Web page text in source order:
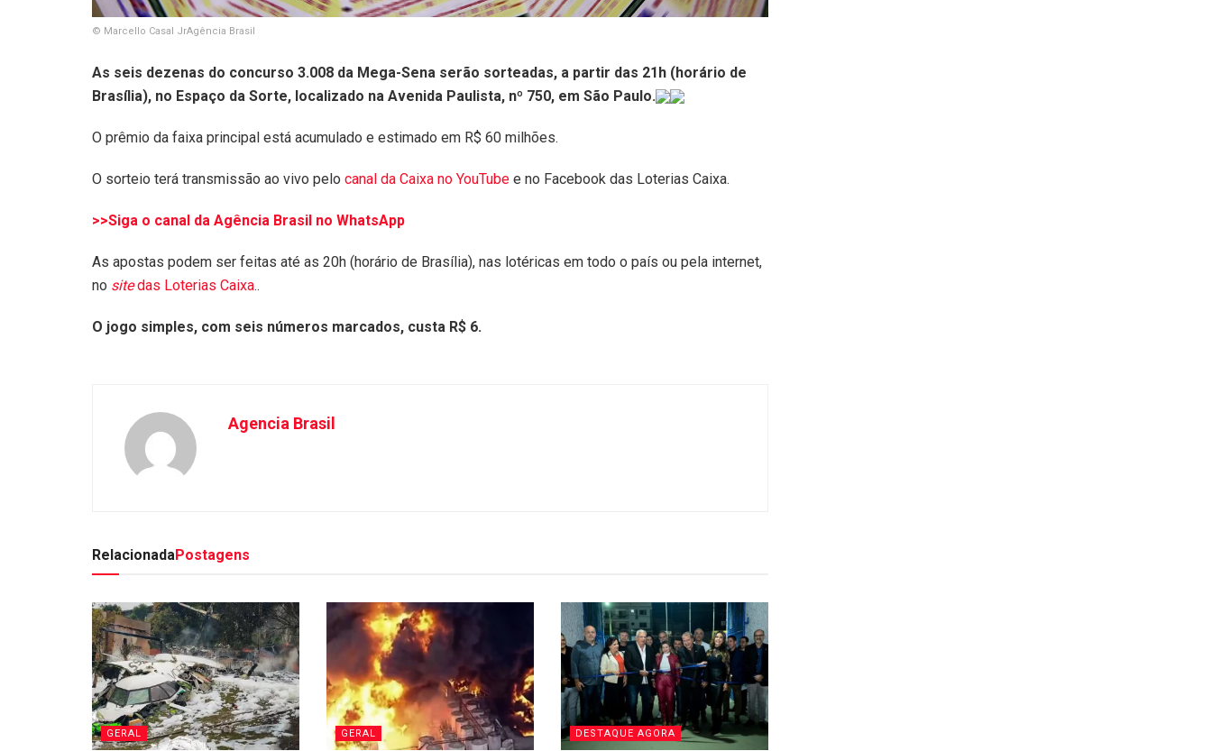
© Marcello Casal JrAgência Brasil
As seis dezenas do concurso 3.008 da Mega-Sena serão sorteadas, a partir das 21h (horário de
Brasília), no Espaço da Sorte, localizado na Avenida Paulista, nº 750, em São Paulo.
O prêmio da faixa principal está acumulado e estimado em R$ 60 milhões.
O sorteio terá transmissão ao vivo pelo canal da Caixa no YouTube e no Facebook das Loterias Caixa.
>>Siga o canal da Agência Brasil no WhatsApp
As apostas podem ser feitas até as 20h (horário de Brasília), nas lotéricas em todo o país ou pela internet,
no sitedas Loterias Caixa..
O jogo simples, com seis números marcados, custa R$ 6.
Agencia Brasil
RelacionadaPostagens
GERAL GERAL DESTAQUE AGORA